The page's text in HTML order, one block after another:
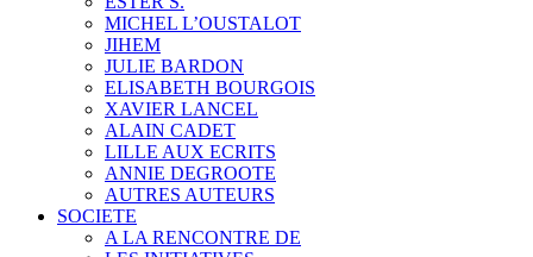
MICHEL L’OUSTALOT
JIHEM
JULIE BARDON
ELISABETH BOURGOIS
XAVIER LANCEL
ALAIN CADET
LILLE AUX ECRITS
ANNIE DEGROOTE
AUTRES AUTEURS
SOCIETE
A LA RENCONTRE DE